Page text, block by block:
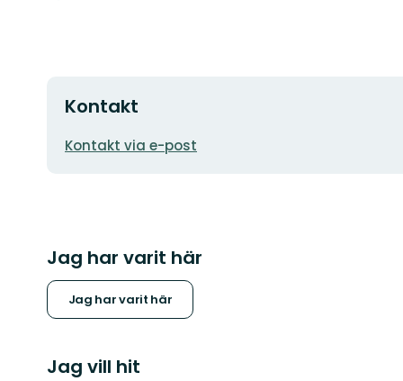
Kontakt
E-
Kontakt via e-post
Jag har varit här
Jag har varit här
Jag vill hit